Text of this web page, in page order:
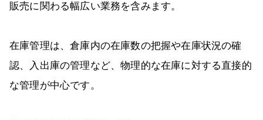
販売に関わる幅広い業務を含みます。
在庫管理は、倉庫内の在庫数の把握や在庫状況の確
認、入出庫の管理など、物理的な在庫に対する直接的
な管理が中心です。